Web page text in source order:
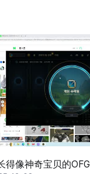
得像神奇宝贝的OFG